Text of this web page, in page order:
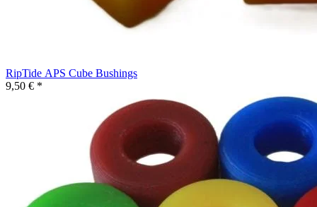
RipTide APS Cube Bushings
9,50 € *